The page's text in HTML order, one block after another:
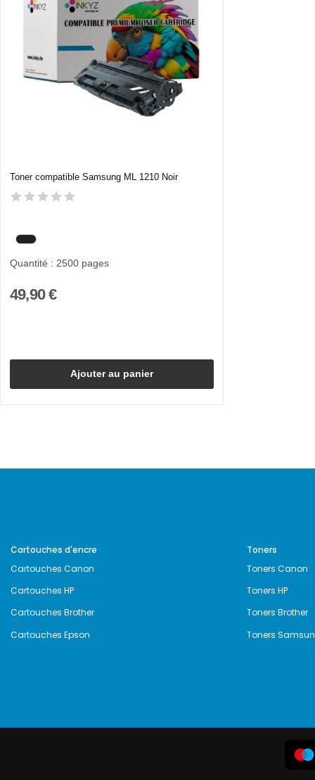
Toner compatible Samsung ML 1210 Noir
Quantité : 2500 pages
49,90 €
Ajouter au panier
Cartouches d'encre
Cartouches Canon
Cartouches HP
Cartouches Brother
Cartouches Epson
Toners
Toners Canon
Toners HP
Toners Brother
Toners